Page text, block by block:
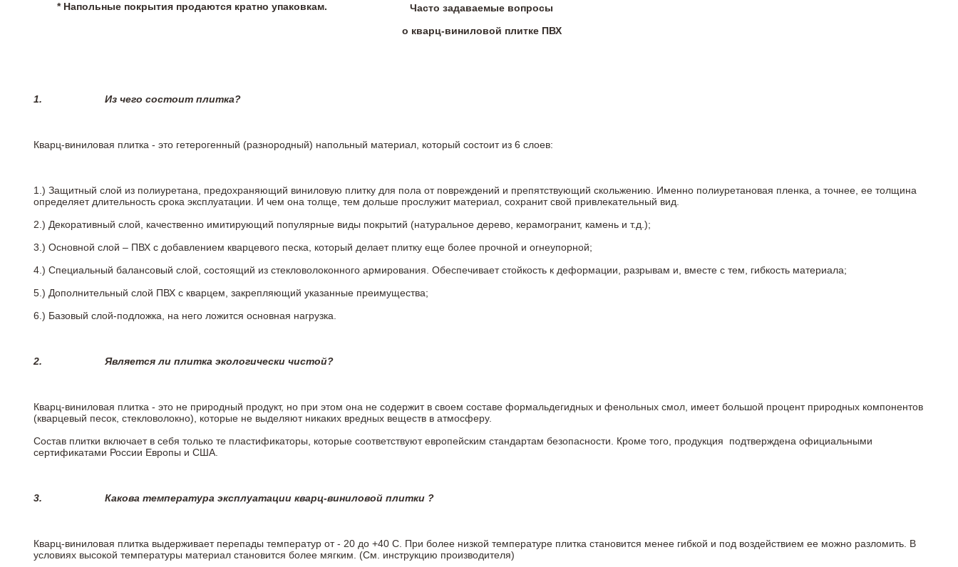
* Напольные покрытия продаются кратно упаковкам.
Часто задаваемые вопросы
о кварц-виниловой плитке ПВХ
1. Из чего состоит плитка?
Кварц-виниловая плитка - это гетерогенный (разнородный) напольный материал, который состоит из 6 слоев:
1.) Защитный слой из полиуретана, предохраняющий виниловую плитку для пола от повреждений и препятствующий скольжению. Именно полиуретановая пленка, а точнее, ее толщина
определяет длительность срока эксплуатации. И чем она толще, тем дольше прослужит материал, сохранит свой привлекательный вид.
2.) Декоративный слой, качественно имитирующий популярные виды покрытий (натуральное дерево, керамогранит, камень и т.д.);
3.) Основной слой – ПВХ с добавлением кварцевого песка, который делает плитку еще более прочной и огнеупорной;
4.) Специальный балансовый слой, состоящий из стекловолоконного армирования. Обеспечивает стойкость к деформации, разрывам и, вместе с тем, гибкость материала;
5.) Дополнительный слой ПВХ с кварцем, закрепляющий указанные преимущества;
6.) Базовый слой-подложка, на него ложится основная нагрузка.
2. Является ли плитка экологически чистой?
Кварц-виниловая плитка - это не природный продукт, но при этом она не содержит в своем составе формальдегидных и фенольных смол, имеет большой процент природных компонентов
(кварцевый песок, стекловолокно), которые не выделяют никаких вредных веществ в атмосферу.
Состав плитки включает в себя только те пластификаторы, которые соответствуют европейским стандартам безопасности. Кроме того, продукция подтверждена официальными
сертификатами России Европы и США.
3. Какова температура эксплуатации кварц-виниловой плитки ?
Кварц-виниловая плитка выдерживает перепады температур от - 20 до +40 С. При более низкой температуре плитка становится менее гибкой и под воздействием ее можно разломить. В
условиях высокой температуры материал становится более мягким. (См. инструкцию производителя)